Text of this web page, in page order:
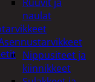
naulat
Nippusiteet ja
kiinnikkeet